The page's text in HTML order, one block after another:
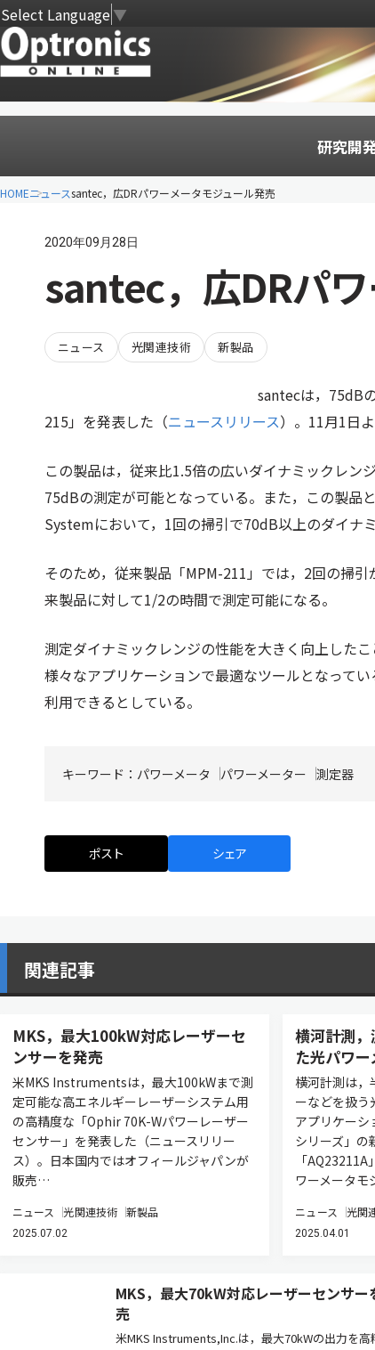
Select Language▼
研究開
HOMEニュースsantec，広DRパワーメータモジュール発売
2020年09月28日
santec，広DRパ
ニュース 光関連技術 新製品
santecは，75dB
215」を発表した（ニュースリリース）。11月1日
この製品は，従来比1.5倍の広いダイナミックレ
75dBの測定が可能となっている。また，この製
Systemにおいて，1回の掃引で70dB以上のダイナ
そのため，従来製品「MPM-211」では，2回の掃
来製品に対して1/2の時間で測定可能になる。
測定ダイナミックレンジの性能を大きく向上した
様々なアプリケーションで最適なツールとなって
利用できるとしている。
キーワード： パワーメータ パワーメーター 測定器
ポスト シェア
関連記事
MKS，最大100kW対応レーザーセ
ンサーを発売
米MKS Instrumentsは，最大100kWまで測
定可能な高エネルギーレーザーシステム用
の高精度な「Ophir 70K-Wパワーレーザー
センサー」を発表した（ニュースリリー
ス）。日本国内ではオフィールジャパンが
販売…
ニュース 光関連技術 新製品
2025.07.02
横河計測
た光パワー
横河計測は，
ーなどを扱う
アプリケーシ
シリーズ」の
「
ワーメータ
ニュース 光関
2025.04.01
MKS，最大70kW対応レーザーセンサー
売
米MKS Instruments,Inc.は，最大70kWの出力を高